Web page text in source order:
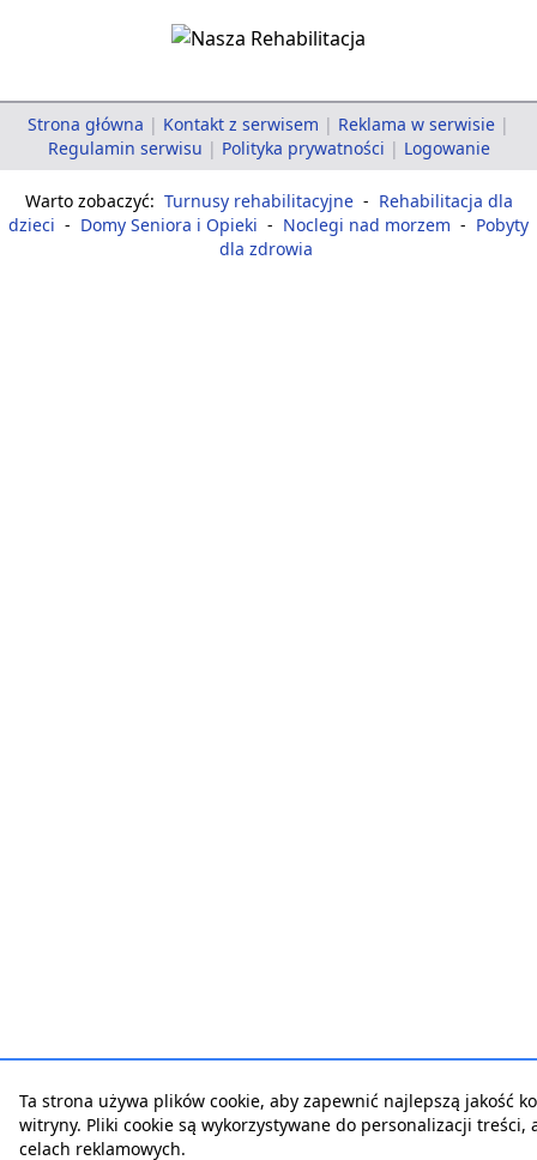
Strona główna | Kontakt z serwisem | Reklama w serwisie |
Regulamin serwisu | Polityka prywatności | Logowanie
Warto zobaczyć: Turnusy rehabilitacyjne - Rehabilitacja dla
dzieci - Domy Seniora i Opieki - Noclegi nad morzem - Pobyty
dla zdrowia
Ta strona używa plików cookie, aby zapewnić najlepszą jakość
witryny. Pliki cookie są wykorzystywane do personalizacji treści,
celach reklamowych.